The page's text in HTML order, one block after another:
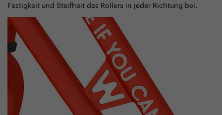
Festigkeit und Steifheit des Rollers in jeder Richtung bei.